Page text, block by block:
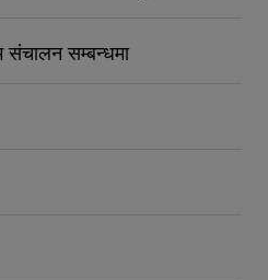
संचालन सम्बन्धमा